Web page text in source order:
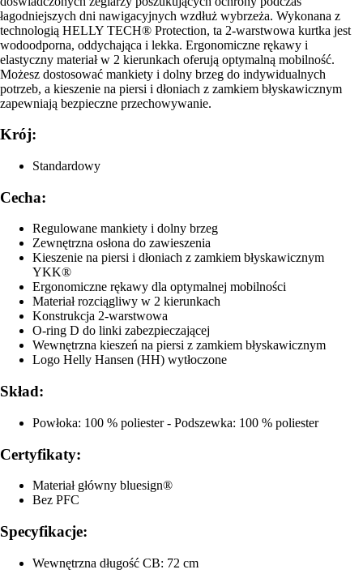
łagodniejszych dni nawigacyjnych wzdłuż wybrzeża. Wykonana z
technologią HELLY TECH® Protection, ta 2-warstwowa kurtka jest
wodoodporna, oddychająca i lekka. Ergonomiczne rękawy i
elastyczny materiał w 2 kierunkach oferują optymalną mobilność.
Możesz dostosować mankiety i dolny brzeg do indywidualnych
potrzeb, a kieszenie na piersi i dłoniach z zamkiem błyskawicznym
zapewniają bezpieczne przechowywanie.
Krój:
Standardowy
Cecha:
Regulowane mankiety i dolny brzeg
Zewnętrzna osłona do zawieszenia
Kieszenie na piersi i dłoniach z zamkiem błyskawicznym
YKK®
Ergonomiczne rękawy dla optymalnej mobilności
Materiał rozciągliwy w 2 kierunkach
Konstrukcja 2-warstwowa
O-ring D do linki zabezpieczającej
Wewnętrzna kieszeń na piersi z zamkiem błyskawicznym
Logo Helly Hansen (HH) wytłoczone
Skład:
Powłoka: 100 % poliester - Podszewka: 100 % poliester
Certyfikaty:
Materiał główny bluesign®
Bez PFC
Specyfikacje:
Wewnętrzna długość CB: 72 cm